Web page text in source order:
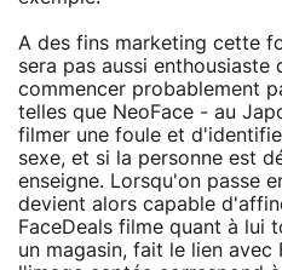
A des fins marketing cette
sera pas aussi enthousiaste
commencer probablement
telles que NeoFace - au
filmer une foule et
sexe, et si la personne est
enseigne. Lorsqu'on passe
devient alors capable
FaceDeals filme quant à lui
un magasin, fait le lien avec